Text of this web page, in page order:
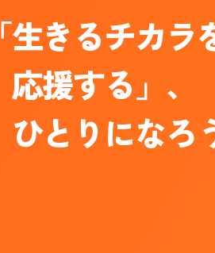
「生きるチカラ
応援する」、
ひとりになろ